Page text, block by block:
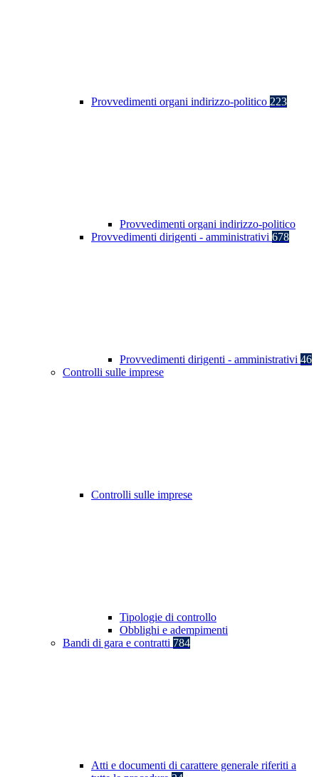
Provvedimenti organi indirizzo-politico 223
Provvedimenti organi indirizzo-politico
Provvedimenti dirigenti - amministrativi 678
Provvedimenti dirigenti - amministrativi 46
Controlli sulle imprese
Controlli sulle imprese
Tipologie di controllo
Obblighi e adempimenti
Bandi di gara e contratti 784
Atti e documenti di carattere generale riferiti a